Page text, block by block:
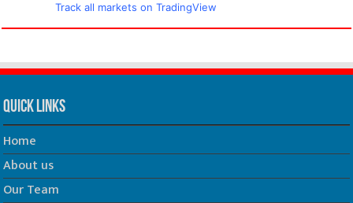
Track all markets on TradingView
Quick Links
Home
About us
Our Team